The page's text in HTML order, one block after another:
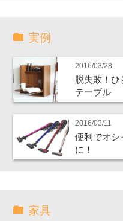
実例
2016/03/28
脱失敗！
テーブル
2016/03/11
便利でオシ
に！
家具